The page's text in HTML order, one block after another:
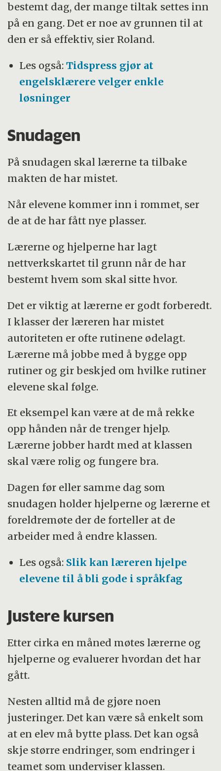
bestemt dag, der mange tiltak settes inn
på en gang. Det er noe av grunnen til at
den er så effektiv, sier Roland.
Les også:Tidspress gjør at
engelsklærere velger enkle
løsninger
Snudagen
På snudagen skal lærerne ta tilbake
makten de har mistet.
Når elevene kommer inn i rommet, ser
de at de har fått nye plasser.
Lærerne og hjelperne har lagt
nettverkskartet til grunn når de har
bestemt hvem som skal sitte hvor.
Det er viktig at lærerne er godt forberedt.
I klasser der læreren har mistet
autoriteten er ofte rutinene ødelagt.
Lærerne må jobbe med å bygge opp
rutiner og gir beskjed om hvilke rutiner
elevene skal følge.
Et eksempel kan være at de må rekke
opp hånden når de trenger hjelp.
Lærerne jobber hardt med at klassen
skal være rolig og fungere bra.
Dagen før eller samme dag som
snudagen holder hjelperne og lærerne et
foreldremøte der de forteller at de
arbeider med å endre klassen.
Les også: Slik kan læreren hjelpe
elevene til å bli gode i språkfag
Justere kursen
Etter cirka en måned møtes lærerne og
hjelperne og evaluerer hvordan det har
gått.
Nesten alltid må de gjøre noen
justeringer. Det kan være så enkelt som
at en elev må bytte plass. Det kan også
skje større endringer, som endringer i
teamet som underviser klassen.